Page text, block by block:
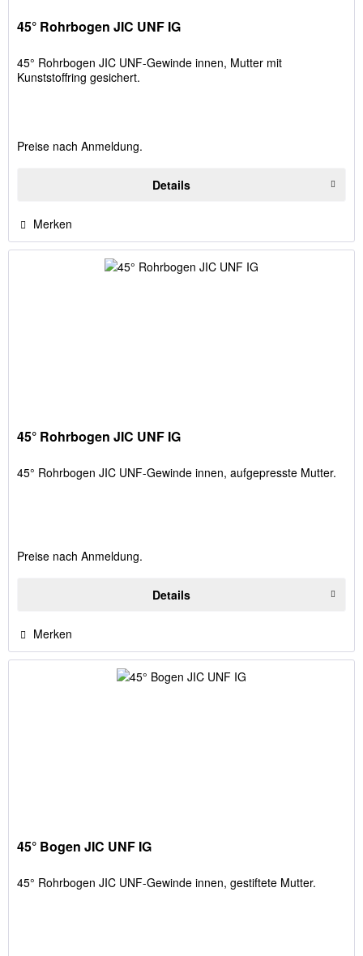
45° Rohrbogen JIC UNF IG
45° Rohrbogen JIC UNF-Gewinde innen, Mutter mit
Kunststoffring gesichert.
Preise nach Anmeldung.
Details
Merken
45° Rohrbogen JIC UNF IG
45° Rohrbogen JIC UNF-Gewinde innen, aufgepresste Mutter.
Preise nach Anmeldung.
Details
Merken
45° Bogen JIC UNF IG
45° Rohrbogen JIC UNF-Gewinde innen, gestiftete Mutter.